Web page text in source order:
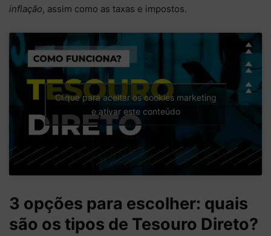
inflação, assim como as taxas e impostos.
Clique para aceitar os cookies marketing
e ativar este conteúdo
3 opções para escolher: quais
são os tipos de Tesouro Direto?